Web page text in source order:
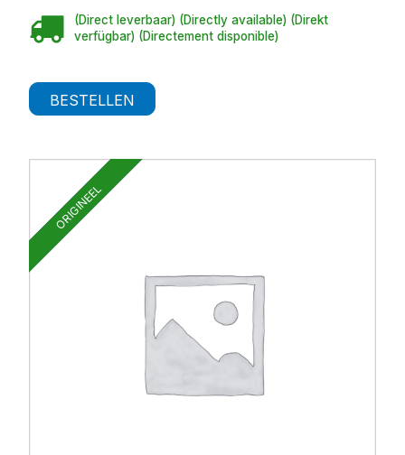
ORIGINEEL
(Direct leverbaar) (Directly available) (Direkt
verfügbar) (Directement disponible)
BESTELLEN